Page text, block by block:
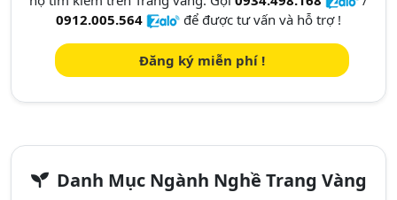
0912.005.564
để được tư vấn và hỗ trợ !
Đăng ký miễn phí !
Danh Mục Ngành Nghề Trang Vàng